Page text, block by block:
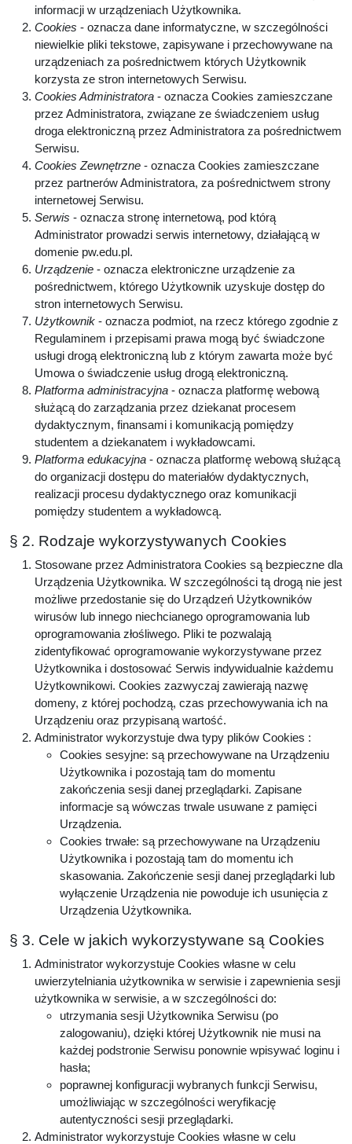
informacji w urządzeniach Użytkownika.
Cookies - oznacza dane informatyczne, w szczególności
niewielkie pliki tekstowe, zapisywane i przechowywane na
urządzeniach za pośrednictwem których Użytkownik
korzysta ze stron internetowych Serwisu.
Cookies Administratora - oznacza Cookies zamieszczane
przez Administratora, związane ze świadczeniem usług
droga elektroniczną przez Administratora za pośrednictwem
Serwisu.
Cookies Zewnętrzne - oznacza Cookies zamieszczane
przez partnerów Administratora, za pośrednictwem strony
internetowej Serwisu.
Serwis - oznacza stronę internetową, pod którą
Administrator prowadzi serwis internetowy, działającą w
domenie pw.edu.pl.
Urządzenie - oznacza elektroniczne urządzenie za
pośrednictwem, którego Użytkownik uzyskuje dostęp do
stron internetowych Serwisu.
Użytkownik - oznacza podmiot, na rzecz którego zgodnie z
Regulaminem i przepisami prawa mogą być świadczone
usługi drogą elektroniczną lub z którym zawarta może być
Umowa o świadczenie usług drogą elektroniczną.
Platforma administracyjna - oznacza platformę webową
służącą do zarządzania przez dziekanat procesem
dydaktycznym, finansami i komunikacją pomiędzy
studentem a dziekanatem i wykładowcami.
Platforma edukacyjna - oznacza platformę webową służącą
do organizacji dostępu do materiałów dydaktycznych,
realizacji procesu dydaktycznego oraz komunikacji
pomiędzy studentem a wykładowcą.
§ 2. Rodzaje wykorzystywanych Cookies
Stosowane przez Administratora Cookies są bezpieczne dla
Urządzenia Użytkownika. W szczególności tą drogą nie jest
możliwe przedostanie się do Urządzeń Użytkowników
wirusów lub innego niechcianego oprogramowania lub
oprogramowania złośliwego. Pliki te pozwalają
zidentyfikować oprogramowanie wykorzystywane przez
Użytkownika i dostosować Serwis indywidualnie każdemu
Użytkownikowi. Cookies zazwyczaj zawierają nazwę
domeny, z której pochodzą, czas przechowywania ich na
Urządzeniu oraz przypisaną wartość.
Administrator wykorzystuje dwa typy plików Cookies :
Cookies sesyjne: są przechowywane na Urządzeniu
Użytkownika i pozostają tam do momentu
zakończenia sesji danej przeglądarki. Zapisane
informacje są wówczas trwale usuwane z pamięci
Urządzenia.
Cookies trwałe: są przechowywane na Urządzeniu
Użytkownika i pozostają tam do momentu ich
skasowania. Zakończenie sesji danej przeglądarki lub
wyłączenie Urządzenia nie powoduje ich usunięcia z
Urządzenia Użytkownika.
§ 3. Cele w jakich wykorzystywane są Cookies
Administrator wykorzystuje Cookies własne w celu
uwierzytelniania użytkownika w serwisie i zapewnienia sesji
użytkownika w serwisie, a w szczególności do:
utrzymania sesji Użytkownika Serwisu (po
zalogowaniu), dzięki której Użytkownik nie musi na
każdej podstronie Serwisu ponownie wpisywać loginu i
hasła;
poprawnej konfiguracji wybranych funkcji Serwisu,
umożliwiając w szczególności weryfikację
autentyczności sesji przeglądarki.
Administrator wykorzystuje Cookies własne w celu